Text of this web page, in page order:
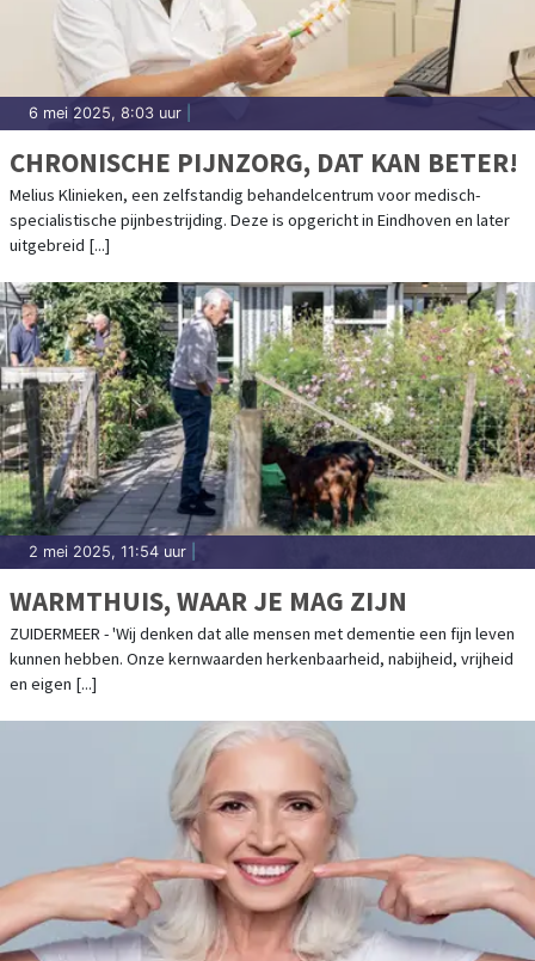
6 mei 2025, 8:03 uur
CHRONISCHE PIJNZORG, DAT KAN BETER!
Melius Klinieken, een zelfstandig behandelcentrum voor medisch-
specialistische pijnbestrijding. Deze is opgericht in Eindhoven en later
uitgebreid [...]
2 mei 2025, 11:54 uur
WARMTHUIS, WAAR JE MAG ZIJN
ZUIDERMEER - 'Wij denken dat alle mensen met dementie een fijn leven
kunnen hebben. Onze kernwaarden herkenbaarheid, nabijheid, vrijheid
en eigen [...]